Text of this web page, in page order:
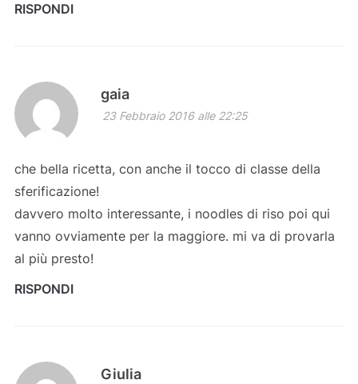
RISPONDI
gaia
23 Febbraio 2016 alle 22:25
che bella ricetta, con anche il tocco di classe della
sferificazione!
davvero molto interessante, i noodles di riso poi qui
vanno ovviamente per la maggiore. mi va di provarla
al più presto!
RISPONDI
Giulia